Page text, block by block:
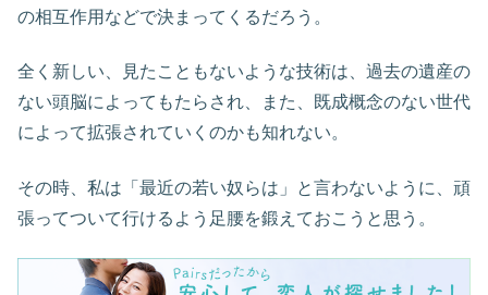
の相互作用などで決まってくるだろう。
全く新しい、見たこともないような技術は、過去の遺産の
ない頭脳によってもたらされ、また、既成概念のない世代
によって拡張されていくのかも知れない。
その時、私は「最近の若い奴らは」と言わないように、頑
張ってついて行けるよう足腰を鍛えておこうと思う。